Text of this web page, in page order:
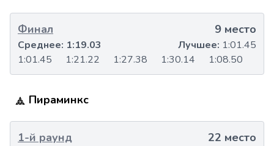
Финал 9 место
1:01.45 1:21.22 1:27.38 1:30.14 1:08.50
Среднее: 1:19.03 Лучшее: 1:01.45
Пираминкс
1-й раунд 22 место